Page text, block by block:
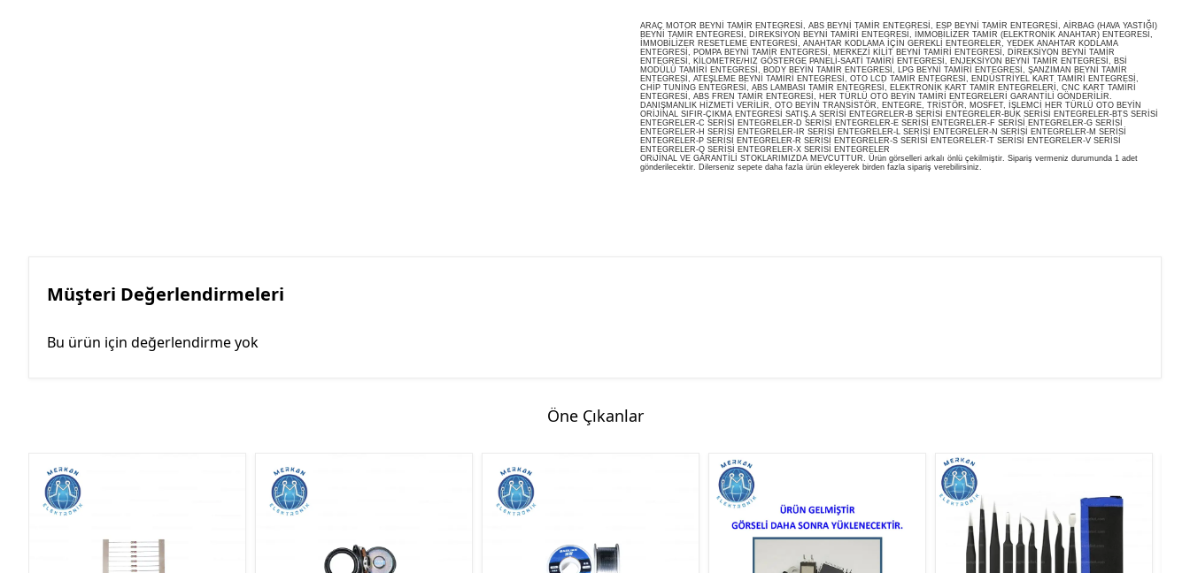
ARAÇ MOTOR BEYNİ TAMİR ENTEGRESİ, ABS BEYNİ TAMİR ENTEGRESİ, ESP BEYNİ TAMİR ENTEGRESİ, AİRBAG (HAVA YASTIĞI)
BEYNİ TAMİR ENTEGRESİ, DİREKSİYON BEYNİ TAMİRİ ENTEGRESİ, İMMOBİLİZER TAMİR (ELEKTRONİK ANAHTAR) ENTEGRESİ,
İMMOBİLİZER RESETLEME ENTEGRESİ, ANAHTAR KODLAMA İÇİN GEREKLİ ENTEGRELER, YEDEK ANAHTAR KODLAMA
ENTEGRESİ, POMPA BEYNİ TAMİR ENTEGRESİ, MERKEZİ KİLİT BEYNİ TAMİRİ ENTEGRESİ, DİREKSİYON BEYNİ TAMİR
ENTEGRESİ, KİLOMETRE/HIZ GÖSTERGE PANELİ-SAATİ TAMİRİ ENTEGRESİ, ENJEKSİYON BEYNİ TAMİR ENTEGRESİ, BSİ
MODÜLÜ TAMİRİ ENTEGRESİ, BODY BEYİN TAMİR ENTEGRESİ, LPG BEYNİ TAMİRİ ENTEGRESİ, ŞANZIMAN BEYNİ TAMİR
ENTEGRESİ, ATEŞLEME BEYNİ TAMİRİ ENTEGRESİ, OTO LCD TAMİR ENTEGRESİ, ENDÜSTRİYEL KART TAMİRİ ENTEGRESİ,
CHİP TUNİNG ENTEGRESİ, ABS LAMBASI TAMİR ENTEGRESİ, ELEKTRONİK KART TAMİR ENTEGRELERİ, CNC KART TAMİRİ
ENTEGRESİ, ABS FREN TAMİR ENTEGRESİ, HER TÜRLÜ OTO BEYİN TAMİRİ ENTEGRELERİ GARANTİLİ GÖNDERİLİR.
DANIŞMANLIK HİZMETİ VERİLİR, OTO BEYİN TRANSİSTÖR, ENTEGRE, TRİSTÖR, MOSFET, İŞLEMCİ HER TÜRLÜ OTO BEYİN
ORİJİNAL SIFIR-ÇIKMA ENTEGRESİ SATIŞ.A SERİSİ ENTEGRELER-B SERİSİ ENTEGRELER-BUK SERİSİ ENTEGRELER-BTS SERİSİ
ENTEGRELER-C SERİSİ ENTEGRELER-D SERİSİ ENTEGRELER-E SERİSİ ENTEGRELER-F SERİSİ ENTEGRELER-G SERİSİ
ENTEGRELER-H SERİSİ ENTEGRELER-IR SERİSİ ENTEGRELER-L SERİSİ ENTEGRELER-N SERİSİ ENTEGRELER-M SERİSİ
ENTEGRELER-P SERİSİ ENTEGRELER-R SERİSİ ENTEGRELER-S SERİSİ ENTEGRELER-T SERİSİ ENTEGRELER-V SERİSİ
ENTEGRELER-Q SERİSİ ENTEGRELER-X SERİSİ ENTEGRELER
ORiJİNAL VE GARANTİLİ STOKLARIMIZDA MEVCUTTUR. Ürün görselleri arkalı önlü çekilmiştir. Sipariş vermeniz durumunda 1 adet
gönderilecektir. Dilerseniz sepete daha fazla ürün ekleyerek birden fazla sipariş verebilirsiniz.
Müşteri Değerlendirmeleri
Bu ürün için değerlendirme yok
Öne Çıkanlar